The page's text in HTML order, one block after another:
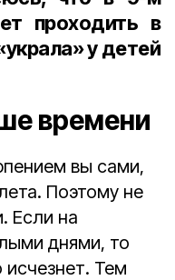
проходить в
у детей
времени
вы сами,
Поэтому не
Если на
днями, то
Тем